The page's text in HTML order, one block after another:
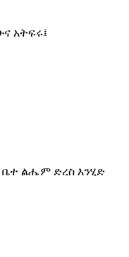
አትፍሩ፤
ቤተ ልሔም ድረስ እንሂድ